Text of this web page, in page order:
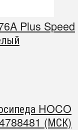
Plus Speed
HOCO
(МСК)